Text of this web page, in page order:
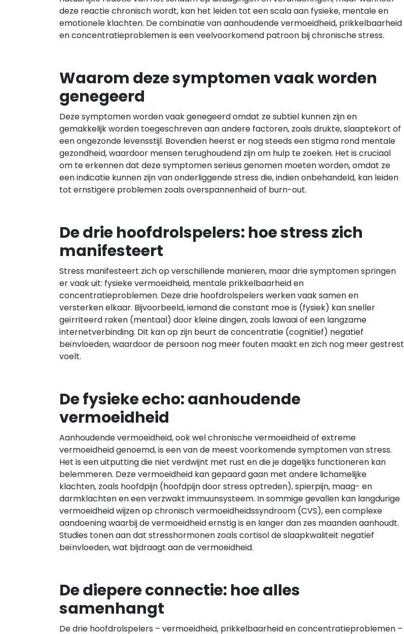
deze reactie chronisch wordt, kan het leiden tot een scala aan fysieke, mentale en
emotionele klachten. De combinatie van aanhoudende vermoeidheid, prikkelbaarheid
en concentratieproblemen is een veelvoorkomend patroon bij chronische stress.
Waarom deze symptomen vaak worden
genegeerd
Deze symptomen worden vaak genegeerd omdat ze subtiel kunnen zijn en
gemakkelijk worden toegeschreven aan andere factoren, zoals drukte, slaaptekort of
een ongezonde levensstijl. Bovendien heerst er nog steeds een stigma rond mentale
gezondheid, waardoor mensen terughoudend zijn om hulp te zoeken. Het is cruciaal
om te erkennen dat deze symptomen serieus genomen moeten worden, omdat ze
een indicatie kunnen zijn van onderliggende stress die, indien onbehandeld, kan leiden
tot ernstigere problemen zoals overspannenheid of burn-out.
De drie hoofdrolspelers: hoe stress zich
manifesteert
Stress manifesteert zich op verschillende manieren, maar drie symptomen springen
er vaak uit: fysieke vermoeidheid, mentale prikkelbaarheid en
concentratieproblemen. Deze drie hoofdrolspelers werken vaak samen en
versterken elkaar. Bijvoorbeeld, iemand die constant moe is (fysiek) kan sneller
geïrriteerd raken (mentaal) door kleine dingen, zoals lawaai of een langzame
internetverbinding. Dit kan op zijn beurt de concentratie (cognitief) negatief
beïnvloeden, waardoor de persoon nog meer fouten maakt en zich nog meer gestrest
voelt.
De fysieke echo: aanhoudende
vermoeidheid
Aanhoudende vermoeidheid, ook wel chronische vermoeidheid of extreme
vermoeidheid genoemd, is een van de meest voorkomende symptomen van stress.
Het is een uitputting die niet verdwijnt met rust en die je dagelijks functioneren kan
belemmeren. Deze vermoeidheid kan gepaard gaan met andere lichamelijke
klachten, zoals hoofdpijn (hoofdpijn door stress optreden), spierpijn, maag- en
darmklachten en een verzwakt immuunsysteem. In sommige gevallen kan langdurige
vermoeidheid wijzen op chronisch vermoeidheidssyndroom (CVS), een complexe
aandoening waarbij de vermoeidheid ernstig is en langer dan zes maanden aanhoudt.
Studies tonen aan dat stresshormonen zoals cortisol de slaapkwaliteit negatief
beïnvloeden, wat bijdraagt aan de vermoeidheid.
De diepere connectie: hoe alles
samenhangt
De drie hoofdrolspelers – vermoeidheid, prikkelbaarheid en concentratieproblemen –